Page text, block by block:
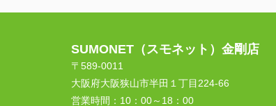
SUMONET（スモネット）金剛店
〒589-0011
大阪府大阪狭山市半田１丁目224-66
営業時間： 10：00～18：00